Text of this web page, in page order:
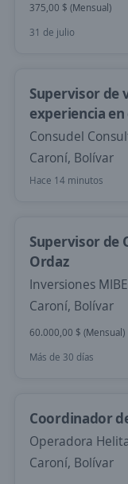
375,00 $ (Mensual)
31 de julio
Supervisor de
experiencia
Consudel
Caroní, Bolívar
Hace 14 minutos
Supervisor de
Ordaz
Inversiones
Caroní, Bolívar
60.000,00 $ (Mensual)
Más de 30 días
Coordinador
Operadora
Caroní, Bolívar